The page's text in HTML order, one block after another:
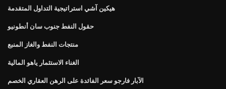
هيكين آشي استراتيجية التداول المتقدمة
حقول النفط جنوب سان أنطونيو
منتجات النفط والغاز المنبع
الغناء الاستثمار ياهو المالية
الآبار فارجو سعر الفائدة على الرهن العقاري الخصم